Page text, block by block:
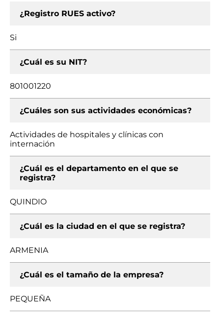
¿Registro RUES activo?
Si
¿Cuál es su NIT?
801001220
¿Cuáles son sus actividades económicas?
Actividades de hospitales y clínicas con
internación
¿Cuál es el departamento en el que se
registra?
QUINDIO
¿Cuál es la ciudad en el que se registra?
ARMENIA
¿Cuál es el tamaño de la empresa?
PEQUEÑA